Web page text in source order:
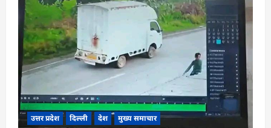
उत्तर प्रदेश दिल्ली देश मुख्य समाचार